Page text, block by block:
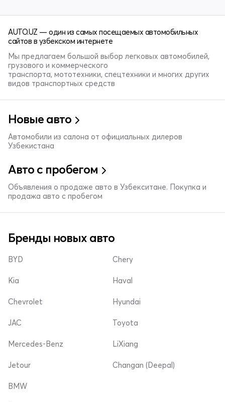
AUTO.UZ — один из самых посещаемых автомобильных
сайтов в узбекском интернете
Мы предлагаем большой выбор легковых автомобилей,
грузового и коммерческого
транспорта, мототехники, спецтехники и многих других
видов транспортных средств
Новые авто
Автомобили из салона от официальных дилеров
Узбекистана
Авто с пробегом
Объявления о продаже авто в Узбекситане. Покупка и
продажа авто с пробегом
Бренды новых авто
BYD
Kia
Chevrolet
Chery
Haval
Hyundai
JAC
Mercedes-Benz
Jetour
Toyota
LiXiang
Changan (Deepal)
BMW